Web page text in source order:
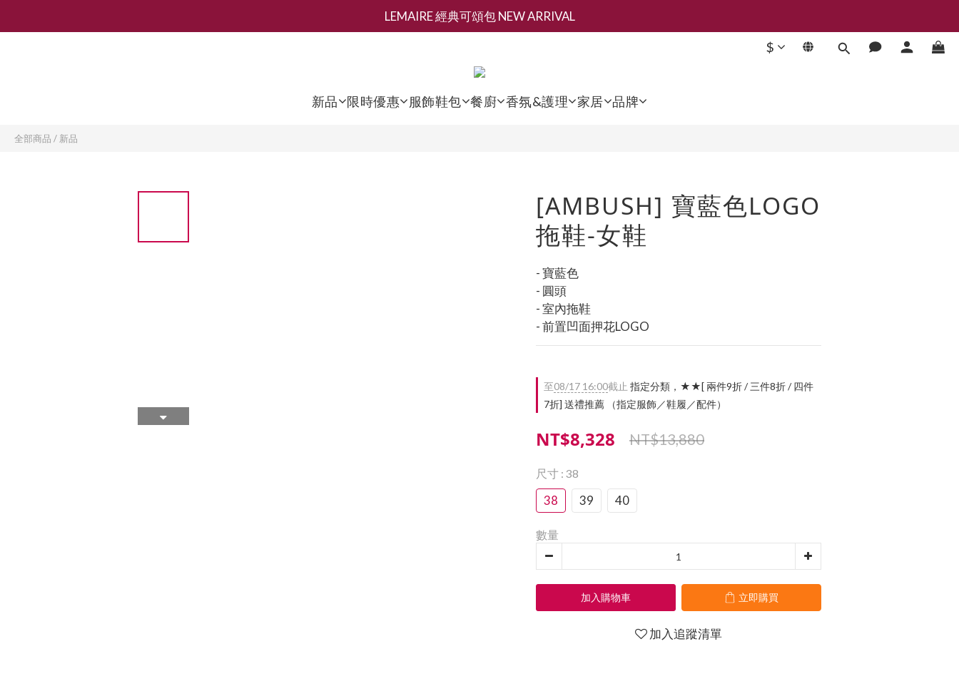
新會員募集現領抵用千元購物金
LEMAIRE 經典可頌包 NEW ARRIVAL
新會員募集現領抵用千元購物金
$
新品 限時優惠 服飾鞋包 餐廚 香氛&護理 家居 品牌
全部商品 / 新品
[AMBUSH] 寶藍色LOGO
拖鞋-女鞋
- 寶藍色
- 圓頭
- 室內拖鞋
- 前置凹面押花LOGO
至08/17 16:00截止 指定分類，★★[ 兩件9折 / 三件8折 / 四件
7折] 送禮推薦 （指定服飾／鞋履／配件）
NT$8,328 NT$13,880
尺寸 : 38
38 39 40
數量
加入購物車 立即購買
加入追蹤清單
立即購買